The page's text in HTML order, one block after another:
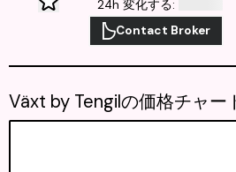
24h 変化する:
Contact Broker
Växt by Tengilの価格チャー